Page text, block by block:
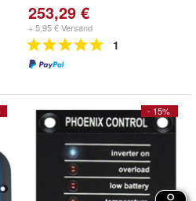
253,29 €
+ 5,95 € Versand
1
- 15%